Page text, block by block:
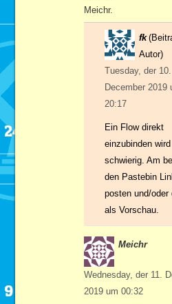
Meichr.
fk
Autor)
Tuesday, der 10.
December 2019
20:17
Ein Flow direkt
einzubinden wird
schwierig. Am
den Pastebin
posten und/oder
als Vorschau.
Meichr
Wednesday, der 11.
2019 um 00:32